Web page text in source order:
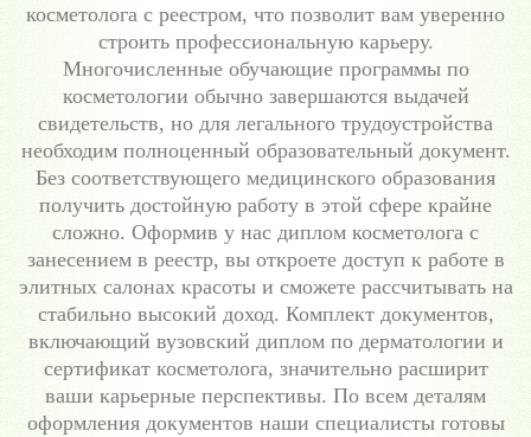
косметолога с реестром, что позволит вам уверенно
строить профессиональную карьеру.
Многочисленные обучающие программы по
косметологии обычно завершаются выдачей
свидетельств, но для легального трудоустройства
необходим полноценный образовательный документ.
Без соответствующего медицинского образования
получить достойную работу в этой сфере крайне
сложно. Оформив у нас диплом косметолога с
занесением в реестр, вы откроете доступ к работе в
элитных салонах красоты и сможете рассчитывать на
стабильно высокий доход. Комплект документов,
включающий вузовский диплом по дерматологии и
сертификат косметолога, значительно расширит
ваши карьерные перспективы. По всем деталям
оформления документов наши специалисты готовы